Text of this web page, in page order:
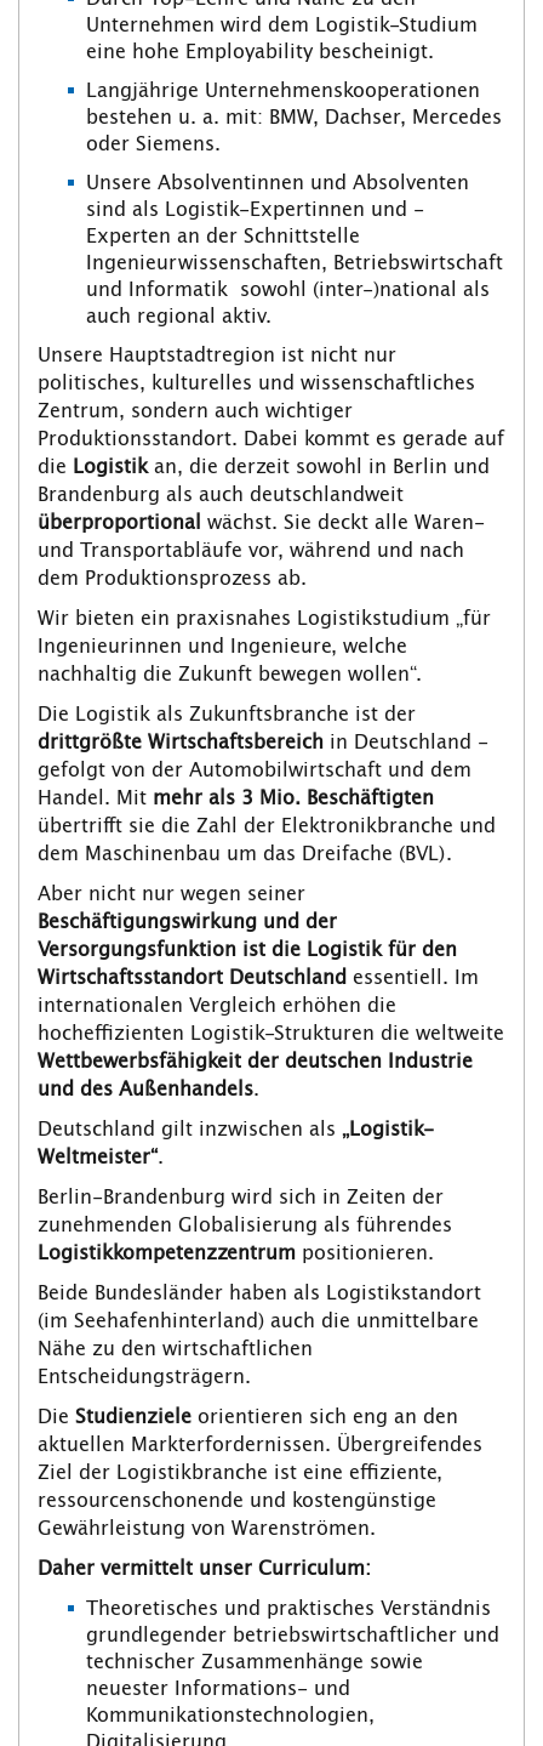
Unternehmen wird dem Logistik-Studium
eine hohe Employability bescheinigt.
Langjährige Unternehmenskooperationen
bestehen u. a. mit: BMW, Dachser, Mercedes
oder Siemens.
Unsere Absolventinnen und Absolventen
sind als Logistik-Expertinnen und -
Experten an der Schnittstelle
Ingenieurwissenschaften, Betriebswirtschaft
und Informatik sowohl (inter-)national als
auch regional aktiv.
Unsere Hauptstadtregion ist nicht nur
politisches, kulturelles und wissenschaftliches
Zentrum, sondern auch wichtiger
Produktionsstandort. Dabei kommt es gerade auf
die Logistikan, die derzeit sowohl in Berlin und
Brandenburg als auch deutschlandweit
überproportional wächst. Sie deckt alle Waren-
und Transportabläufe vor, während und nach
dem Produktionsprozess ab.
Wir bieten ein praxisnahes Logistikstudium „für
Ingenieurinnen und Ingenieure, welche
nachhaltig die Zukunft bewegen wollen“.
Die Logistik als Zukunftsbranche ist der
drittgrößte Wirtschaftsbereich in Deutschland -
gefolgt von der Automobilwirtschaft und dem
Handel. Mit mehr als 3 Mio. Beschäftigten
übertrifft sie die Zahl der Elektronikbranche und
dem Maschinenbau um das Dreifache (BVL).
Aber nicht nur wegen seiner
Beschäftigungswirkung und der
Versorgungsfunktion ist die Logistik für den
Wirtschaftsstandort Deutschland essentiell. Im
internationalen Vergleich erhöhen die
hocheffizienten Logistik-Strukturen die weltweite
Wettbewerbsfähigkeit der deutschen Industrie
und des Außenhandels.
Deutschland gilt inzwischen als „Logistik-
Weltmeister“.
Berlin-Brandenburg wird sich in Zeiten der
zunehmenden Globalisierung als führendes
Logistikkompetenzzentrum positionieren.
Beide Bundesländer haben als Logistikstandort
(im Seehafenhinterland) auch die unmittelbare
Nähe zu den wirtschaftlichen
Entscheidungsträgern.
Die Studienziele orientieren sich eng an den
aktuellen Markterfordernissen. Übergreifendes
Ziel der Logistikbranche ist eine effiziente,
ressourcenschonende und kostengünstige
Gewährleistung von Warenströmen.
Daher vermittelt unser Curriculum:
Theoretisches und praktisches Verständnis
grundlegender betriebswirtschaftlicher und
technischer Zusammenhänge sowie
neuester Informations- und
Kommunikationstechnologien,